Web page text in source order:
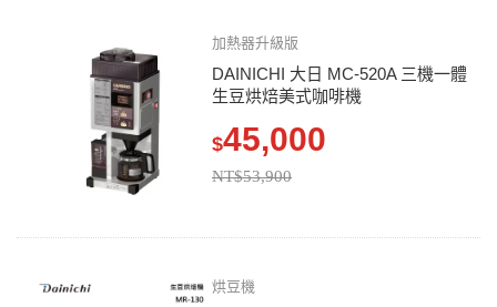
加熱器升級版
DAINICHI 大日 MC-520A 三機一體
生豆烘焙美式咖啡機
$45,000
NT$53,900
烘豆機